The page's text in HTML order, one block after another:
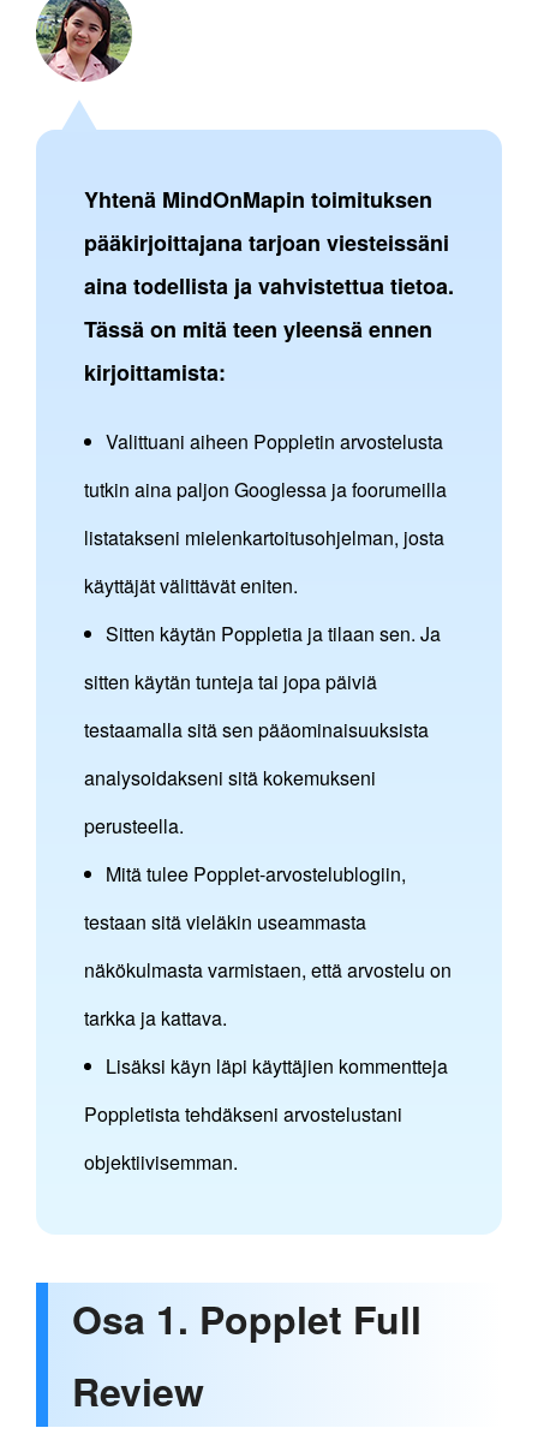
Yhtenä MindOnMapin toimituksen
pääkirjoittajana tarjoan viesteissäni
aina todellista ja vahvistettua tietoa.
Tässä on mitä teen yleensä ennen
kirjoittamista:
Valittuani aiheen Poppletin arvostelusta
tutkin aina paljon Googlessa ja foorumeilla
listatakseni mielenkartoitusohjelman, josta
käyttäjät välittävät eniten.
Sitten käytän Poppletia ja tilaan sen. Ja
sitten käytän tunteja tai jopa päiviä
testaamalla sitä sen pääominaisuuksista
analysoidakseni sitä kokemukseni
perusteella.
Mitä tulee Popplet-arvostelublogiin,
testaan sitä vieläkin useammasta
näkökulmasta varmistaen, että arvostelu on
tarkka ja kattava.
Lisäksi käyn läpi käyttäjien kommentteja
Poppletista tehdäkseni arvostelustani
objektiivisemman.
Osa 1. Popplet Full
Review